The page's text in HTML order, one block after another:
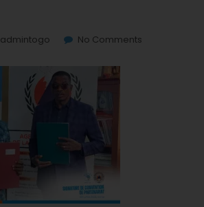
admintogo No Comments